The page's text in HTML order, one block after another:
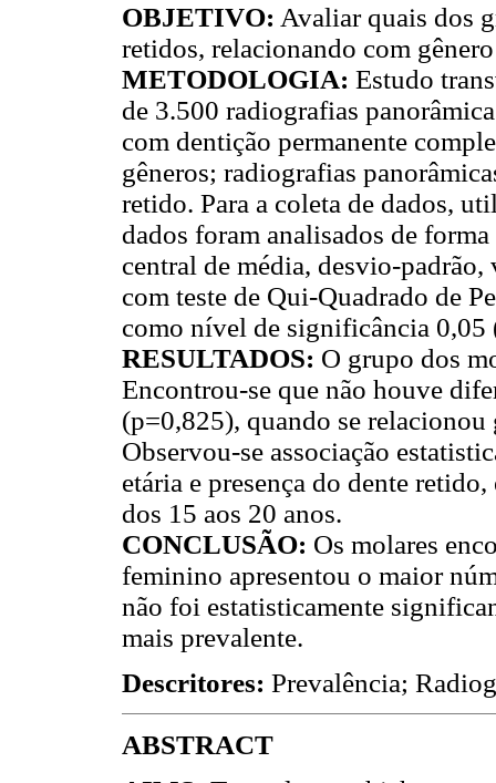
OBJETIVO: Avaliar quais dos
retidos, relacionando com
METODOLOGIA: Estudo
de 3.500 radiografias
com dentição permanente
gêneros; radiografias
retido. Para a coleta de dados,
dados foram analisados de
central de média, desvio-
com teste de Qui-Quadrado de
como nível de significância 0,05
RESULTADOS: O grupo dos
Encontrou-se que não houve
(p=0,825), quando se relacionou
Observou-se associação
etária e presença do dente
dos 15 aos 20 anos.
CONCLUSÃO: Os molares
feminino apresentou o maior
não foi estatisticamente
mais prevalente.
Descritores: Prevalência;
ABSTRACT